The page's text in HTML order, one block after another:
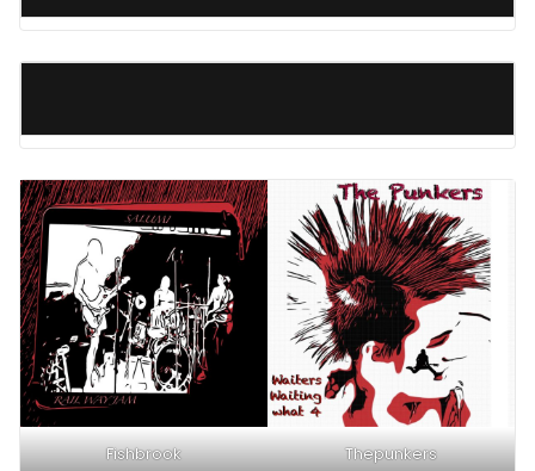
Fishbrook Thepunkers